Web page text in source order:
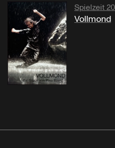
Spielzeit
Vollmond